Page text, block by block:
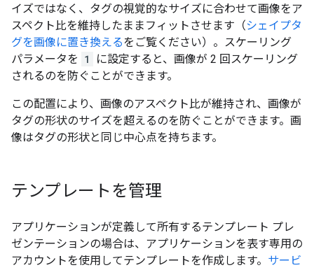
イズではなく、タグの視覚的なサイズに合わせて画像をア
スペクト比を維持したままフィットさせます（ シェイプタ
グを画像に置き換えるをご覧ください）。スケーリング
パラメータを 1
に設定すると、画像が 2 回スケーリング
されるのを防ぐことができます。
この配置により、画像のアスペクト比が維持され、画像が
タグの形状のサイズを超えるのを防ぐことができます。画
像はタグの形状と同じ中心点を持ちます。
テンプレートを管理
アプリケーションが定義して所有するテンプレート プレ
ゼンテーションの場合は、アプリケーションを表す専用の
アカウントを使用してテンプレートを作成します。 サービ